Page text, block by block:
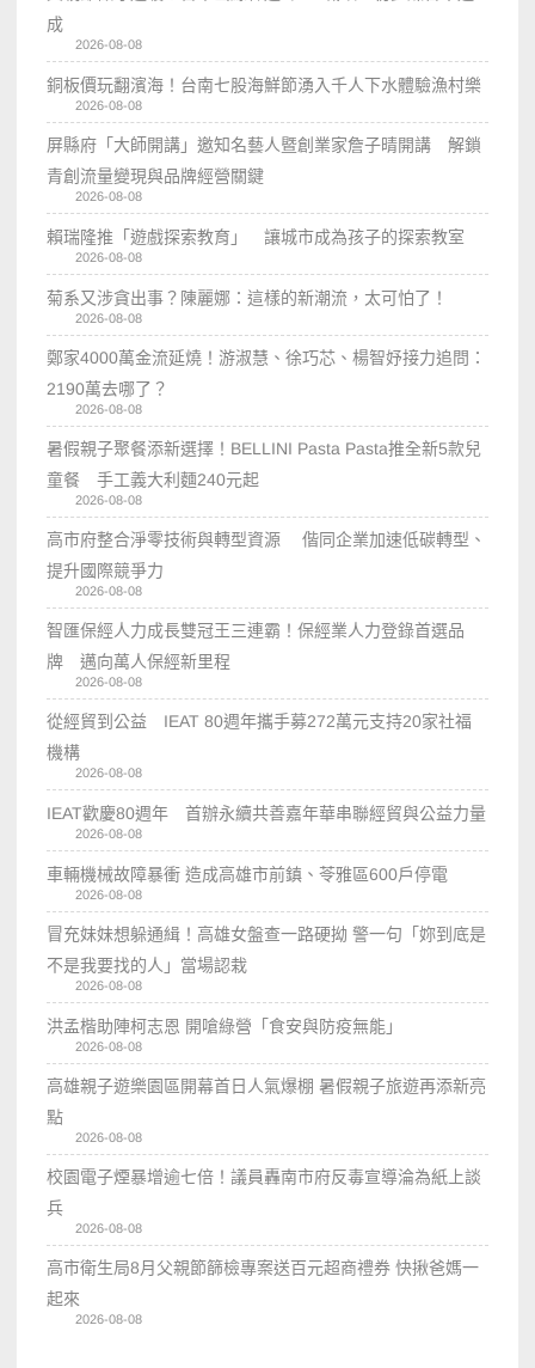
成
2026-08-08
銅板價玩翻濱海！台南七股海鮮節湧入千人下水體驗漁村樂
2026-08-08
屏縣府「大師開講」邀知名藝人暨創業家詹子晴開講 解鎖
青創流量變現與品牌經營關鍵
2026-08-08
賴瑞隆推「遊戲探索教育」 讓城市成為孩子的探索教室
2026-08-08
菊系又涉貪出事？陳麗娜：這樣的新潮流，太可怕了！
2026-08-08
鄭家4000萬金流延燒！游淑慧、徐巧芯、楊智妤接力追問：
2190萬去哪了？
2026-08-08
暑假親子聚餐添新選擇！BELLINI Pasta Pasta推全新5款兒
童餐 手工義大利麵240元起
2026-08-08
高市府整合淨零技術與轉型資源 偕同企業加速低碳轉型、
提升國際競爭力
2026-08-08
智匯保經人力成長雙冠王三連霸！保經業人力登錄首選品
牌 邁向萬人保經新里程
2026-08-08
從經貿到公益 IEAT 80週年攜手募272萬元支持20家社福
機構
2026-08-08
IEAT歡慶80週年 首辦永續共善嘉年華串聯經貿與公益力量
2026-08-08
車輛機械故障暴衝 造成高雄市前鎮、苓雅區600戶停電
2026-08-08
冒充妹妹想躲通緝！高雄女盤查一路硬拗 警一句「妳到底是
不是我要找的人」當場認栽
2026-08-08
洪孟楷助陣柯志恩 開嗆綠營「食安與防疫無能」
2026-08-08
高雄親子遊樂園區開幕首日人氣爆棚 暑假親子旅遊再添新亮
點
2026-08-08
校園電子煙暴增逾七倍！議員轟南市府反毒宣導淪為紙上談
兵
2026-08-08
高市衛生局8月父親節篩檢專案送百元超商禮券 快揪爸媽一
起來
2026-08-08